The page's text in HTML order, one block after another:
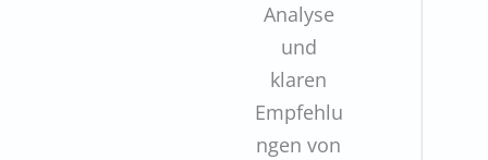
Analyse
und
klaren
Empfehlu
ngen von